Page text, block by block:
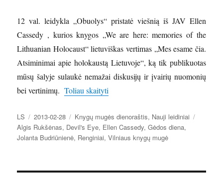
12 val. leidykla „Obuolys“ pristatė viešnią iš JAV Ellen
Cassedy , kurios knygos „We are here: memories of the
Lithuanian Holocaust“ lietuviškas vertimas „Mes esame čia.
Atsiminimai apie holokaustą Lietuvoje“, ką tik publikuotas
mūsų šalyje sulaukė nemažai diskusijų ir įvairių nuomonių
bei vertinimų.Toliau skaityti
Autorius
LS Paskelbta
2013-02-28 Kategorijos
Knygų mugės dienoraštis, Nauji leidiniai
Algis Rukšėnas, Devil's Eye, Ellen Cassedy,Gėdos diena,
Jolanta Budriūnienė, Renginiai,Vilniaus knygų mugė